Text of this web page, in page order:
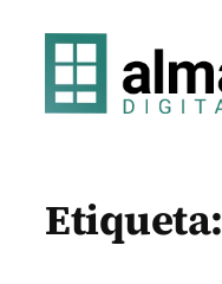
contenido
Etiqueta: